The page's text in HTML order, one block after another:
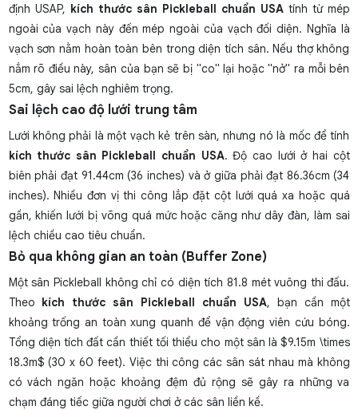
định USAP, kích thước sân Pickleball chuẩn USAtính từ mép
ngoài của vạch này đến mép ngoài của vạch đối diện. Nghĩa là
vạch sơn nằm hoàn toàn bên trong diện tích sân. Nếu thợ không
nắm rõ điều này, sân của bạn sẽ bị "co" lại hoặc "nở" ra mỗi bên
5cm, gây sai lệch nghiêm trọng.
Sai lệch cao độ lưới trung tâm
Lưới không phải là một vạch kẻ trên sàn, nhưng nó là mốc để tính
kích thước sân Pickleball chuẩn USA. Độ cao lưới ở hai cột
biên phải đạt 91.44cm (36 inches) và ở giữa phải đạt 86.36cm (34
inches). Nhiều đơn vị thi công lắp đặt cột lưới quá xa hoặc quá
gần, khiến lưới bị võng quá mức hoặc căng như dây đàn, làm sai
lệch chiều cao tiêu chuẩn.
Bỏ qua không gian an toàn (Buffer Zone)
Một sân Pickleball không chỉ có diện tích 81.8 mét vuông thi đấu.
Theo kích thước sân Pickleball chuẩn USA, bạn cần một
khoảng trống an toàn xung quanh để vận động viên cứu bóng.
Tổng diện tích đất cần thiết tối thiểu cho một sân là $9.15m \times
18.3m$ (30 x 60 feet). Việc thi công các sân sát nhau mà không
có vách ngăn hoặc khoảng đệm đủ rộng sẽ gây ra những va
chạm đáng tiếc giữa người chơi ở các sân liền kề.